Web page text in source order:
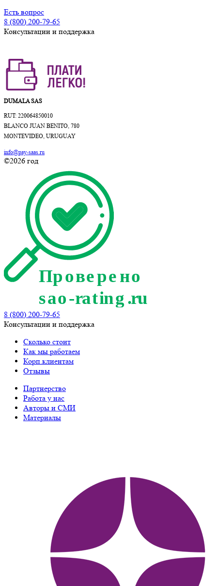
Есть вопрос
8 (800) 200-79-65
Консультации и поддержка
DUMALA SAS
RUT: 220064850010
BLANCO JUAN BENITO, 780
MONTEVIDEO, URUGUAY
info@pay-saas.ru
©2026 год
8 (800) 200-79-65
Консультации и поддержка
Сколько стоит
Как мы работаем
Корп.клиентам
Отзывы
Партнерство
Работа у нас
Авторы и СМИ
Материалы